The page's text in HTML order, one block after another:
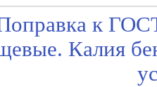
к
Калия